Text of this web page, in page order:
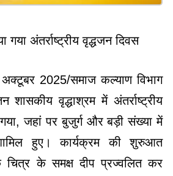
अंतर्राष्ट्रीय वृद्धजन दिवस
2025/समाज कल्याण विभाग
शासकीय वृद्धाश्रम में अंतर्राष्ट्रीय
जहां पर बुजुर्ग और बड़ी संख्या में
हुए। कार्यक्रम की शुरुआत
चित्र के समक्ष दीप प्रज्वलित कर